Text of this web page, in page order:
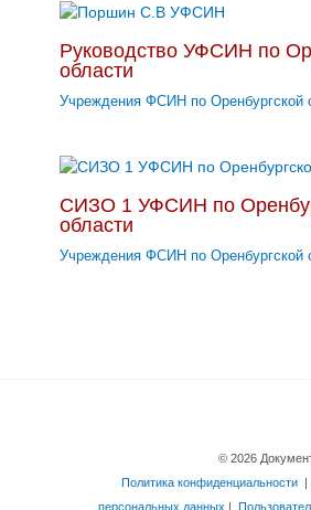
Руководство УФСИН по
области
Учреждения ФСИН по Оренбургской
СИЗО 1 УФСИН по
области
Учреждения ФСИН по Оренбургской
© 2026
Политика конфиденциальности
персональных данных